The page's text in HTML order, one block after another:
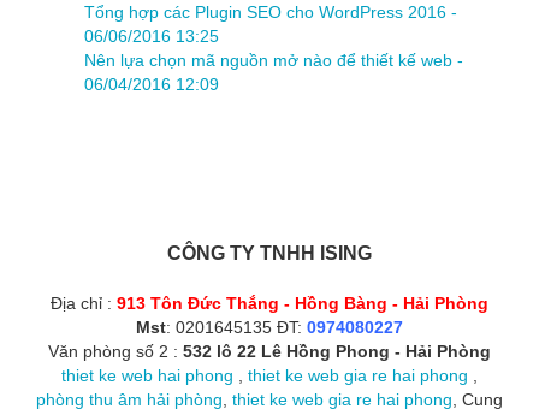
Tổng hợp các Plugin SEO cho WordPress 2016 -
06/06/2016 13:25
Nên lựa chọn mã nguồn mở nào để thiết kế web -
06/04/2016 12:09
CÔNG TY TNHH ISING
Địa chỉ : 913 Tôn Đức Thắng - Hồng Bàng - Hải Phòng
Mst: 0201645135 ĐT: 0974080227
Văn phòng số 2 : 532 lô 22 Lê Hồng Phong - Hải Phòng
thiet ke web hai phong
thiet ke web gia re hai phong
phòng thu âm hải phòng thiet ke web gia re hai phong , Cung